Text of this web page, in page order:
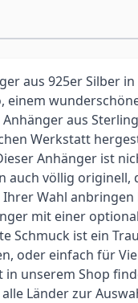
aus 925er Silber
einem
aus
Werkstatt
Anhänger ist
völlig originell,
Wahl anbringen
mit einer
Schmuck ist ein
oder einfach für
in unserem Shop
Länder zur